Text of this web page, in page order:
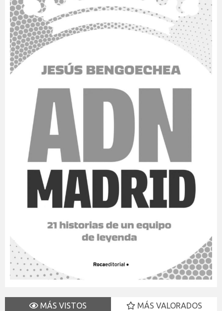
MÁS VISTOS
MÁS VALORADOS